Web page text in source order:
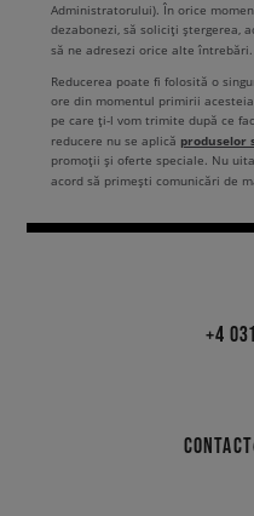
Administratorului). În orice
dezabonezi, să soliciți ștergerea,
să ne adresezi orice alte întrebări.
Reducerea poate fi folosită o
ore din momentul primirii
pe care ți-l vom trimite după ce
reducere nu se aplică produselor
promoții și oferte speciale. Nu
acord să primești comunicări de
+4